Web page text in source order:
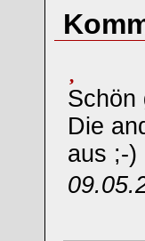
Schön
Die
aus ;-)